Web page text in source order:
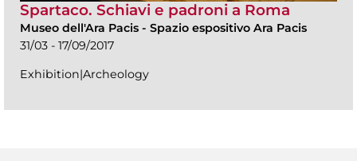
Spartaco. Schiavi e padroni a Roma
Museo dell'Ara Pacis - Spazio espositivo Ara Pacis
31/03 - 17/09/2017
Exhibition|Archeology